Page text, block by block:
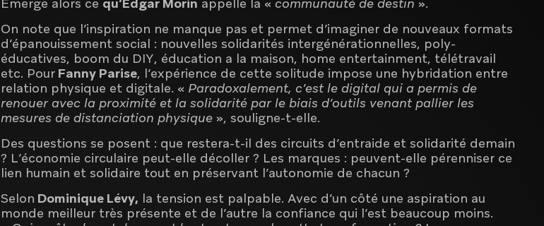
On note que l’inspiration ne manque pas et permet d’imaginer de nouveaux formats
d’épanouissement social : nouvelles solidarités intergénérationnelles, poly-
éducatives, boom du DIY, éducation a la maison, home entertainment, télétravail
etc. Pour Fanny Parise, l’expérience de cette solitude impose une hybridation entre
relation physique et digitale. « Paradoxalement, c’est le digital qui a permis de
renouer avec la proximité et la solidarité par le biais d’outils venant pallier les
mesures de distanciation physique », souligne-t-elle.
Des questions se posent : que restera-t-il des circuits d’entraide et solidarité demain
? L’économie circulaire peut-elle décoller ? Les marques : peuvent-elle pérenniser ce
lien humain et solidaire tout en préservant l’autonomie de chacun ?
Selon Dominique Lévy, la tension est palpable. Avec d’un côté une aspiration au
monde meilleur très présente et de l’autre la confiance qui l’est beaucoup moins.